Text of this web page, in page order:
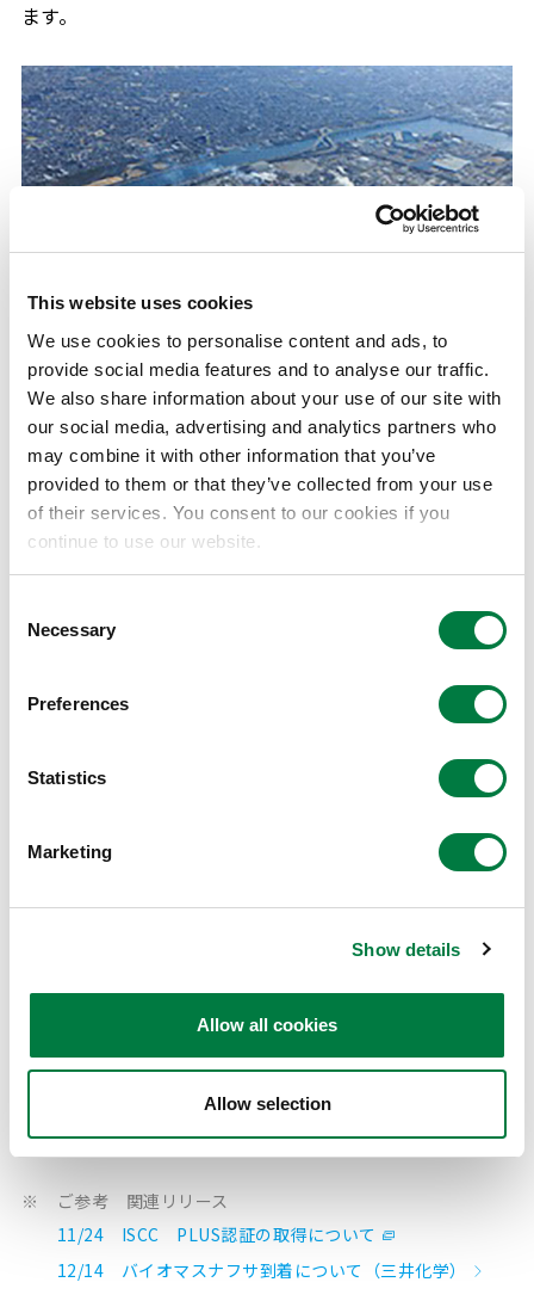
This website uses cookies
We use cookies to personalise content and ads, to
provide social media features and to analyse our traffic.
We also share information about your use of our site with
our social media, advertising and analytics partners who
may combine it with other information that you’ve
provided to them or that they’ve collected from your use
of their services. You consent to our cookies if you
continue to use our website.
Selection
Necessary
Preferences
Statistics
Marketing
Show details
Allow all cookies
Allow selection
ます。
三井化学大阪工場
荷、納入出来たことをとても嬉しく思います。バイオマ
スポリプロピレンの提供により、お客様による価値創造
に「Your Prime Solution Partner」として一層貢献す
ることで、お客様と共に循環型社会の実現と社会生活の
利便性の両立に向けて邁進していきます。
※
ご参考 関連リリース
11/24 ISCC PLUS認証の取得について
12/14 バイオマスナフサ到着について（三井化学）